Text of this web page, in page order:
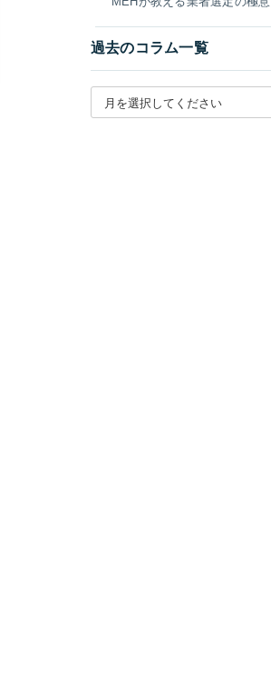
過去のコラム一覧
月別アーカイブを選択